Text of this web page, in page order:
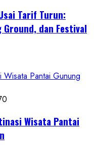
Tarif Turun:
dan Festival
Pantai Gunung
Wisata Pantai